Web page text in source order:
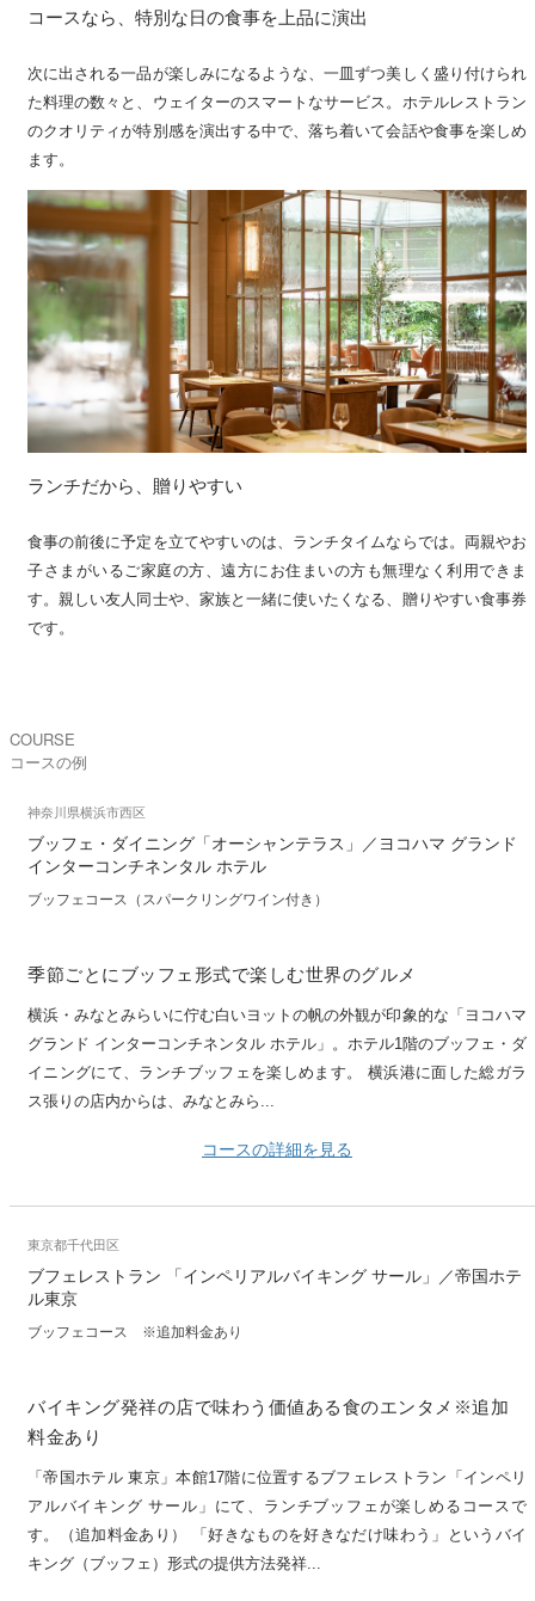
コースなら、特別な日の食事を上品に演出
次に出される一品が楽しみになるような、一皿ずつ美しく盛り付けられ
た料理の数々と、ウェイターのスマートなサービス。ホテルレストラン
のクオリティが特別感を演出する中で、落ち着いて会話や食事を楽しめ
ます。
ランチだから、贈りやすい
食事の前後に予定を立てやすいのは、ランチタイムならでは。両親やお
子さまがいるご家庭の方、遠方にお住まいの方も無理なく利用できま
す。親しい友人同士や、家族と一緒に使いたくなる、贈りやすい食事券
です。
COURSE
コースの例
神奈川県横浜市西区
ブッフェ・ダイニング「オーシャンテラス」／ヨコハマ グランド
インターコンチネンタル ホテル
ブッフェコース（スパークリングワイン付き）
季節ごとにブッフェ形式で楽しむ世界のグルメ
横浜・みなとみらいに佇む白いヨットの帆の外観が印象的な「ヨコハマ
グランド インターコンチネンタル ホテル」。ホテル1階のブッフェ・ダ
イニングにて、ランチブッフェを楽しめます。 横浜港に面した総ガラ
ス張りの店内からは、みなとみら...
コースの詳細を見る
東京都千代田区
ブフェレストラン 「インペリアルバイキング サール」／帝国ホテ
ル東京
ブッフェコース ※追加料金あり
バイキング発祥の店で味わう価値ある食のエンタメ※追加
料金あり
「帝国ホテル 東京」本館17階に位置するブフェレストラン「インペリ
アルバイキング サール」にて、ランチブッフェが楽しめるコースで
す。（追加料金あり） 「好きなものを好きなだけ味わう」というバイ
キング（ブッフェ）形式の提供方法発祥...